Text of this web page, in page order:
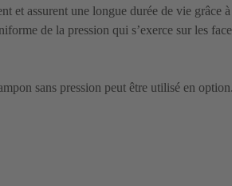
et assurent une longue durée de vie grâce
de la pression qui s’exerce sur les
sans pression peut être utilisé en